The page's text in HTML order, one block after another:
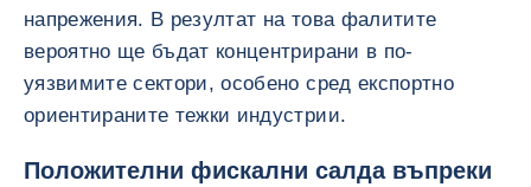
напрежения. В резултат на това фалитите
вероятно ще бъдат концентрирани в по-
уязвимите сектори, особено сред експортно
ориентираните тежки индустрии.
Положителни фискални салда въпреки